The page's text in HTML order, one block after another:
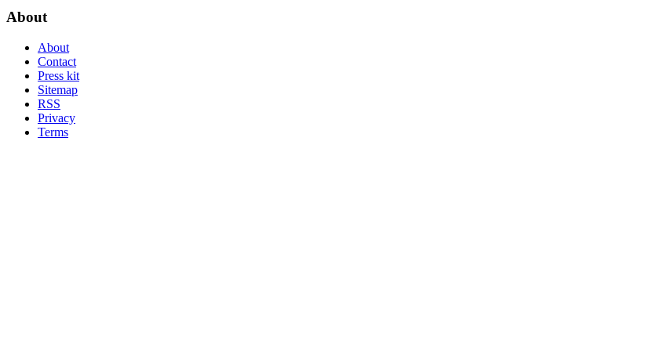
About
About
Contact
Press kit
Sitemap
RSS
Privacy
Terms